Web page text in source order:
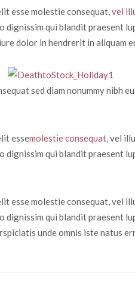
esse molestie consequat,vel
dignissim qui blandit praesent
dolor in hendrerit in aliquam
sed diam nonummy nibh
essemolestie consequat, vel
qui blandit praesent
esse molestie consequat, vel
qui blandit praesent
unde omnis iste natus